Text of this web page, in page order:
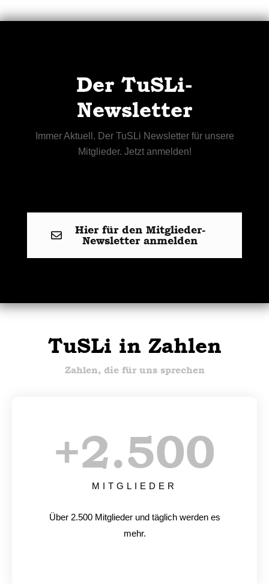
Der TuSLi-
Newsletter
Immer Aktuell. Der TuSLi Newsletter für unsere
Mitglieder. Jetzt anmelden!
Hier für den Mitglieder-
Newsletter anmelden
TuSLi in Zahlen
Zahlen, die für uns sprechen
MITGLIEDER
+2.500
Über 2.500 Mitglieder und täglich werden es
mehr.